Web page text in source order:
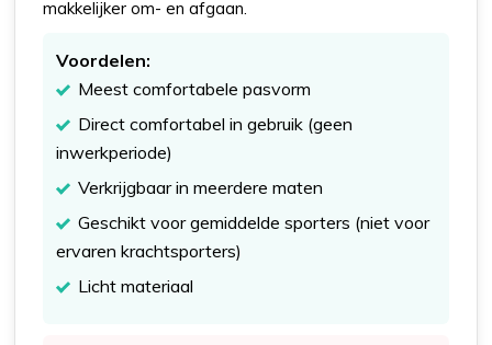
makkelijker om- en afgaan.
Voordelen:
Meest comfortabele pasvorm
Direct comfortabel in gebruik (geen
inwerkperiode)
Verkrijgbaar in meerdere maten
Geschikt voor gemiddelde sporters (niet voor
ervaren krachtsporters)
Licht materiaal